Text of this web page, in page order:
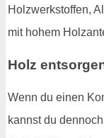
Holzwerkstoffen,
mit hohem
Holz
Wenn du einen
kannst du